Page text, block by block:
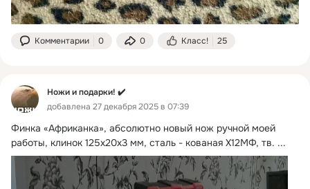
Комментарии 0 0 Класс! 25
Ножи и подарки! ✔️
добавлена 27 декабря 2025 в 07:39
Финка «Африканка», абсолютно новый нож ручной моей
работы, клинок 125х20х3 мм, сталь - кованая Х12МФ, тв. ...